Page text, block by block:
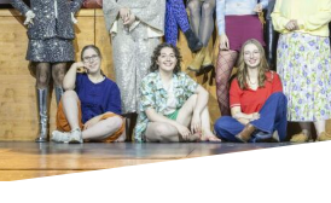
Kritik
DAS HEFT
Aktuelles Heft
Alle Hefte